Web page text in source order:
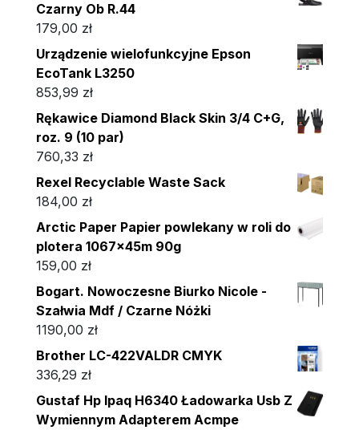
Czarny Ob R.44
179,00 zł
Urządzenie wielofunkcyjne Epson
EcoTank L3250
853,99 zł
Rękawice Diamond Black Skin 3/4 C+G,
roz. 9 (10 par)
760,33 zł
Rexel Recyclable Waste Sack
184,00 zł
Arctic Paper Papier powlekany w roli do
plotera 1067x45m 90g
159,00 zł
Bogart. Nowoczesne Biurko Nicole -
Szałwia Mdf / Czarne Nóżki
1190,00 zł
Brother LC-422VALDR CMYK
336,29 zł
Gustaf Hp Ipaq H6340 Ładowarka Usb Z
Wymiennym Adapterem Acmpe